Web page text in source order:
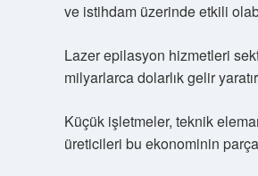
ve istihdam üzerinde etkili
Lazer epilasyon hizmetleri
milyarlarca dolarlık gelir
Küçük işletmeler, teknik
üreticileri bu ekonominin